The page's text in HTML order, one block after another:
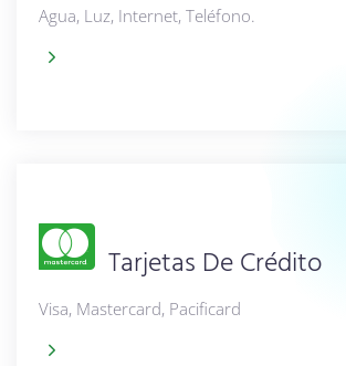
Agua, Luz, Internet, Teléfono.
Tarjetas De Crédito
Visa, Mastercard, Pacificard